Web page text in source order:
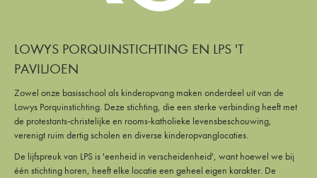
LOWYS PORQUINSTICHTING EN LPS 'T
PAVILJOEN
Zowel onze basisschool als kinderopvang maken onderdeel uit van de
Lowys Porquinstichting. Deze stichting, die een sterke verbinding heeft met
de protestants-christelijke en rooms-katholieke levensbeschouwing,
verenigt ruim dertig scholen en diverse kinderopvanglocaties.
De lijfspreuk van LPS is 'eenheid in verscheidenheid', want hoewel we bij
één stichting horen, heeft elke locatie een geheel eigen karakter. De